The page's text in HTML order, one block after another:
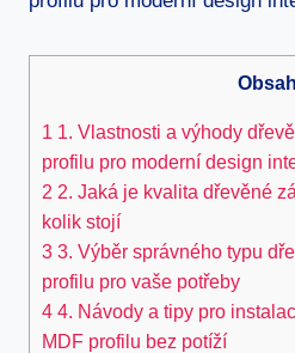
Obsah
1 1. Vlastnosti a výhody
profilu pro moderní design
2 2. Jaká je kvalita dřevěné
kolik stojí
3 3. Výběr správného typu
profilu pro vaše potřeby
4 4. Návody a tipy pro
MDF profilu bez potíží